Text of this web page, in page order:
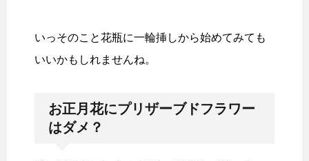
いっそのこと花瓶に一輪挿しから始めてみても
いいかもしれませんね。
お正月花にプリザーブドフラワー
はダメ？